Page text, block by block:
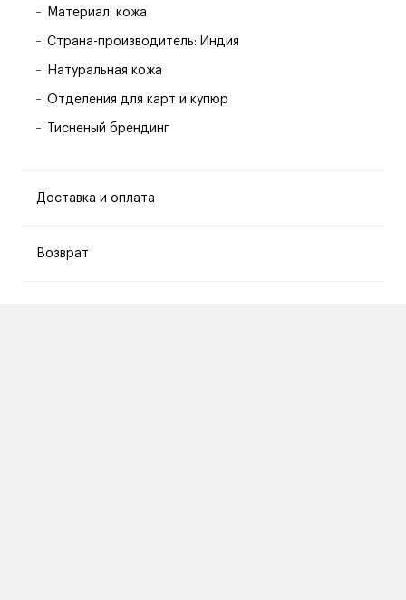
Материал: кожа
Страна-производитель: Индия
Натуральная кожа
Отделения для карт и купюр
Тисненый брендинг
Доставка и оплата
Возврат